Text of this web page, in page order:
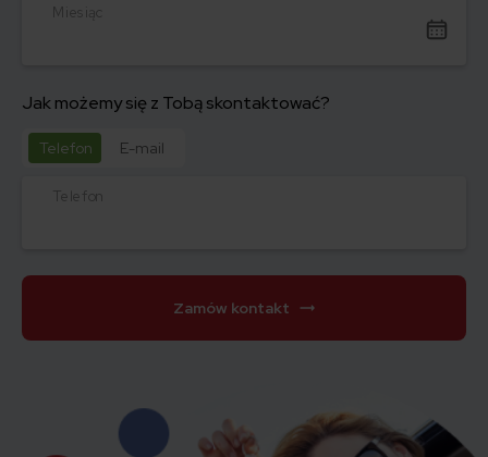
Miesiąc
Jak możemy się z Tobą skontaktować?
Telefon E-mail
Telefon
Zamów kontakt